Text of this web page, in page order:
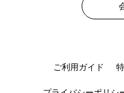
ご利用ガイド